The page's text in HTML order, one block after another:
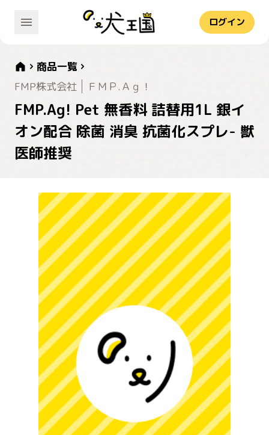
ログイン
商品一覧
FMP株式会社
ＦＭＰ.Ａｇ！
FMP.Ag! Pet 無香料 詰替用1L 銀イ
オン配合 除菌 消臭 抗菌化スプレ- 獣
医師推奨